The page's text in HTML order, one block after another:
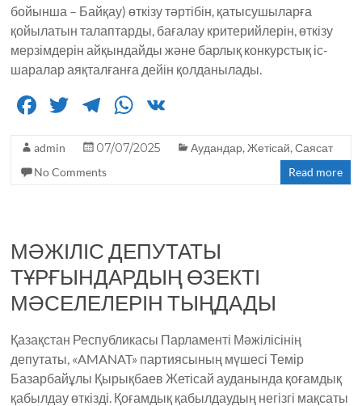
бойынша – Байқау) өткізу тәртібін, қатысушыларға
қойылатын талаптарды, бағалау критерийлерін, өткізу
мерзімдерін айқындайды және барлық конкурстық іс-
шаралар аяқталғанға дейін қолданылады.
F
c
e
o
k
T
it
te
T
e
g
W
a
p
admin 07/07/2025 Аудандар,Жетісай,Саясат
No Comments
Read more
МӘЖІЛІС ДЕПУТАТЫ
ТҰРҒЫНДАРДЫҢ ӨЗЕКТІ
МӘСЕЛЕЛЕРІН ТЫҢДАДЫ
Қазақстан Республикасы Парламенті Мәжілісінің
депутаты, «AMANAT» партиясының мүшесі Темір
Базарбайұлы Қырықбаев Жетісай ауданында қоғамдық
қабылдау өткізді. Қоғамдық қабылдаудың негізгі мақсаты